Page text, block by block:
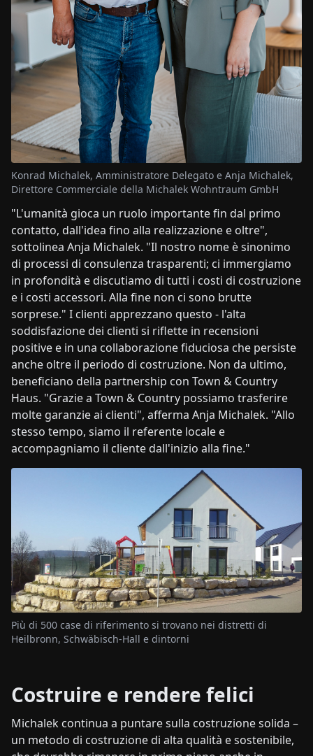
Konrad Michalek, Amministratore Delegato e Anja Michalek,
Direttore Commerciale della Michalek Wohntraum GmbH
"L'umanità gioca un ruolo importante fin dal primo
contatto, dall'idea fino alla realizzazione e oltre",
sottolinea Anja Michalek. "Il nostro nome è sinonimo
di processi di consulenza trasparenti; ci immergiamo
in profondità e discutiamo di tutti i costi di costruzione
e i costi accessori. Alla fine non ci sono brutte
sorprese." I clienti apprezzano questo - l'alta
soddisfazione dei clienti si riflette in recensioni
positive e in una collaborazione fiduciosa che persiste
anche oltre il periodo di costruzione. Non da ultimo,
beneficiano della partnership con Town & Country
Haus. "Grazie a Town & Country possiamo trasferire
molte garanzie ai clienti", afferma Anja Michalek. "Allo
stesso tempo, siamo il referente locale e
accompagniamo il cliente dall'inizio alla fine."
Più di 500 case di riferimento si trovano nei distretti di
Heilbronn, Schwäbisch-Hall e dintorni
Costruire e rendere felici
Michalek continua a puntare sulla costruzione solida –
un metodo di costruzione di alta qualità e sostenibile,